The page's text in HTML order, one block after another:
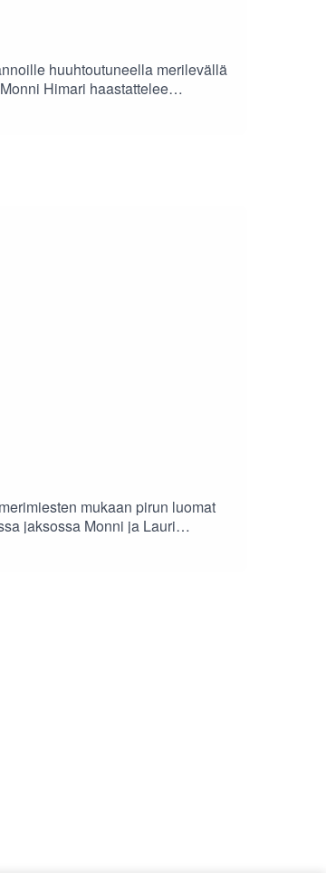
huuhtoutuneella merilevällä
Himari haastattelee
omavaraisuuden aloittamiseen
mukaan pirun luomat
jaksossa Monni ja Lauri
miten vegaaniseen keittoon
myös Laurin opaspalveluihin